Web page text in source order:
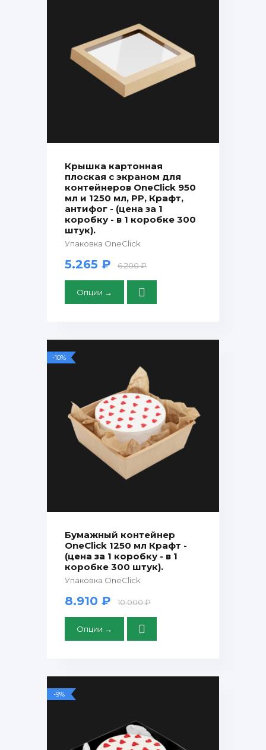
Крышка картонная
плоская с экраном для
контейнеров OneClick 950
мл и 1250 мл, PP, Крафт,
антифог - (цена за 1
коробку - в 1 коробке 300
штук).
Упаковка OneClick
5.265 ₽ 6.200 ₽
Опции →
-10%
Бумажный контейнер
OneClick 1250 мл Крафт -
(цена за 1 коробку - в 1
коробке 300 штук).
Упаковка OneClick
8.910 ₽ 10.000 ₽
Опции →
-9%